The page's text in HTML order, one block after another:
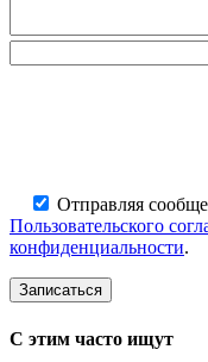
Отправляя
Пользовательского
конфиденциальности.
С этим часто ищут